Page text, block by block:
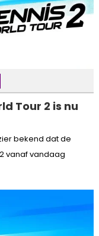
Tour 2 is nu
bekend dat de
vanaf vandaag